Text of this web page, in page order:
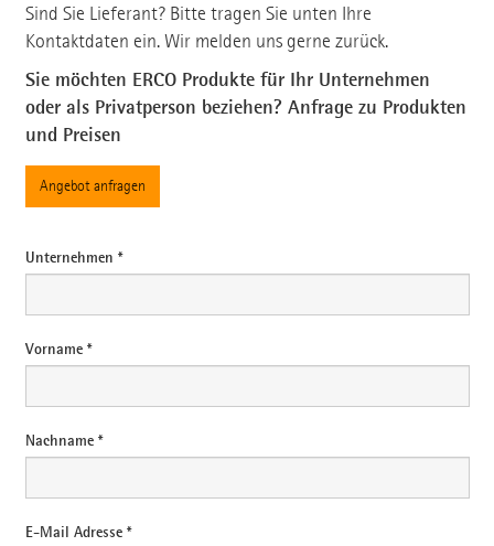
Sind Sie Lieferant? Bitte tragen Sie unten Ihre
Kontaktdaten ein. Wir melden uns gerne zurück.
Sie möchten ERCO Produkte für Ihr Unternehmen
oder als Privatperson beziehen? Anfrage zu Produkten
und Preisen
Angebot anfragen
Unternehmen *
Vorname *
Nachname *
E-Mail Adresse *